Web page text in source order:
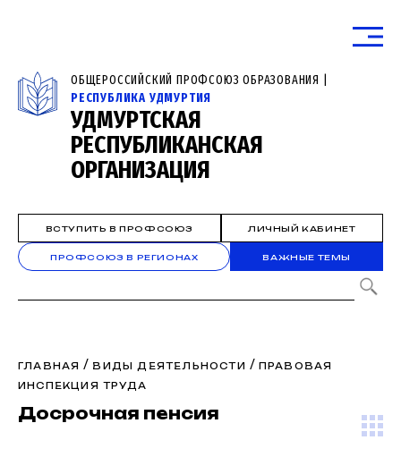
ОБЩЕРОССИЙСКИЙ ПРОФСОЮЗ ОБРАЗОВАНИЯ |
РЕСПУБЛИКА УДМУРТИЯ
УДМУРТСКАЯ
РЕСПУБЛИКАНСКАЯ
ОРГАНИЗАЦИЯ
ВСТУПИТЬ В ПРОФСОЮЗ ЛИЧНЫЙ КАБИНЕТ
ПРОФСОЮЗ В РЕГИОНАХ ВАЖНЫЕ ТЕМЫ
ГЛАВНАЯ / ВИДЫ ДЕЯТЕЛЬНОСТИ / ПРАВОВАЯ
ИНСПЕКЦИЯ ТРУДА
Досрочная пенсия